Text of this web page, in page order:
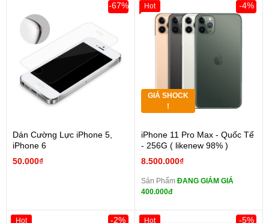
Dán Cường Lực iPhone 5,
iPhone 6
50.000₫
-67%
GIÁ SHOCK
!
iPhone 11 Pro Max - Quốc Tế
- 256G ( likenew 98% )
8.500.000₫
-4%
Sản Phẩm ĐANG GIẢM GIÁ
400.000đ
Hot
-2%
Hot -5%
Hot